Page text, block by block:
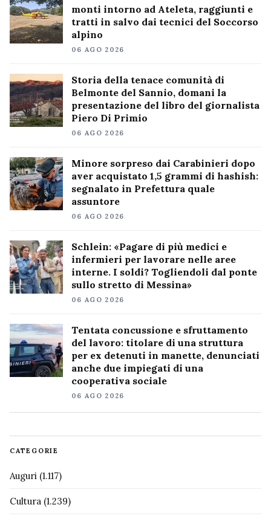
monti intorno ad Ateleta, raggiunti e
tratti in salvo dai tecnici del Soccorso
alpino
06 AGO 2026
Storia della tenace comunità di
Belmonte del Sannio, domani la
presentazione del libro del giornalista
Piero Di Primio
06 AGO 2026
Minore sorpreso dai Carabinieri dopo
aver acquistato 1,5 grammi di hashish:
segnalato in Prefettura quale
assuntore
06 AGO 2026
Schlein: «Pagare di più medici e
infermieri per lavorare nelle aree
interne. I soldi? Togliendoli dal ponte
sullo stretto di Messina»
06 AGO 2026
Tentata concussione e sfruttamento
del lavoro: titolare di una struttura
per ex detenuti in manette, denunciati
anche due impiegati di una
cooperativa sociale
06 AGO 2026
CATEGORIE
Auguri (1.117)
Cultura (1.239)